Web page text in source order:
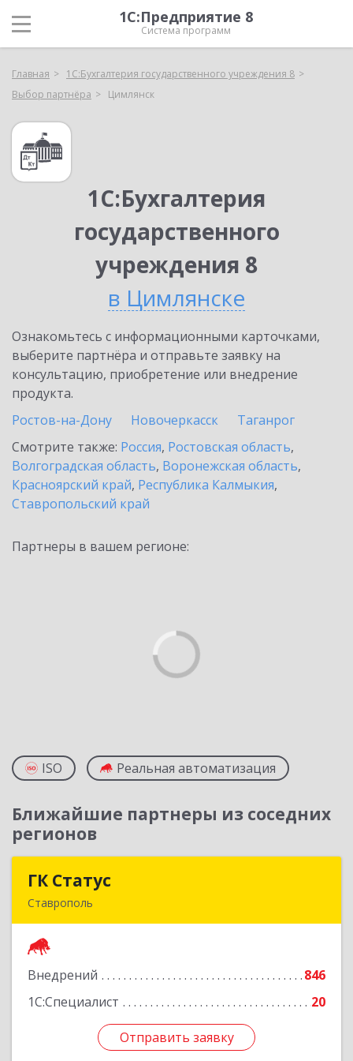
1С:Предприятие 8
Система программ
Главная
1С:Бухгалтерия государственного учреждения 8
Выбор партнёра
Цимлянск
1С:Бухгалтерия
государственного
учреждения 8
в Цимлянске
Ознакомьтесь с информационными карточками,
выберите партнёра и отправьте заявку на
консультацию, приобретение или внедрение
продукта.
Ростов-на-Дону
Новочеркасск
Таганрог
Смотрите также: Россия, Ростовская область,
Волгоградская область, Воронежская область,
Красноярский край, Республика Калмыкия,
Ставропольский край
Партнеры в вашем регионе:
ISO Реальная автоматизация
Ближайшие партнеры из соседних
регионов
ГК Статус
Ставрополь
Внедрений
846
1С:Специалист
20
Отправить заявку
Подробнее
Отправить заявку